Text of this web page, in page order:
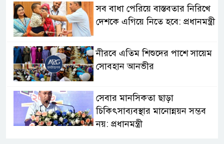
সব বাধা পেরিয়ে বাস্তবতার নিরিখে
দেশকে এগিয়ে নিতে হবে: প্রধানমন্ত্রী
নীরবে এতিম শিশুদের পাশে সায়েম
সোবহান আনভীর
সেবার মানসিকতা ছাড়া
চিকিৎসাব্যবস্থার মানোন্নয়ন সম্ভব
নয়: প্রধানমন্ত্রী